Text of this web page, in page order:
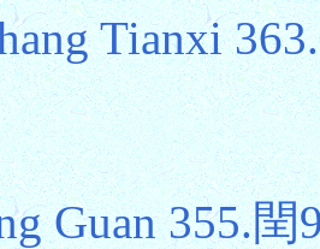
Tianxi
Guan 355.